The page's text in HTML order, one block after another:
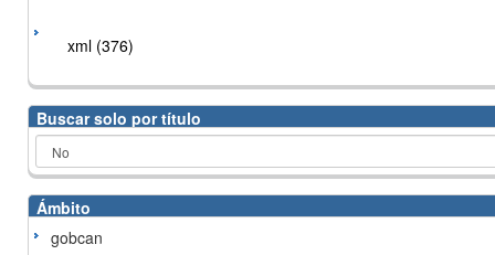
xml (376)
Buscar solo por título
Ámbito
gobcan